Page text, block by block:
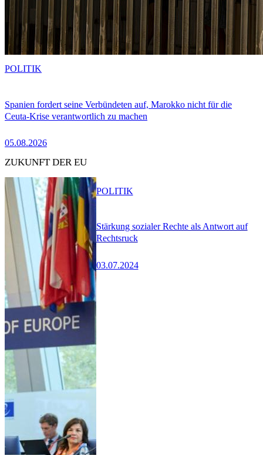
Spanien fordert seine Verbündeten auf, Marokko nicht für die
Ceuta-Krise verantwortlich zu machen
05.08.2026
POLITIK
ZUKUNFT DER EU
Stärkung sozialer Rechte als Antwort auf
Rechtsruck
03.07.2024
POLITIK